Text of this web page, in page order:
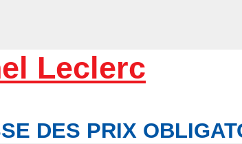
Leclerc
DES PRIX